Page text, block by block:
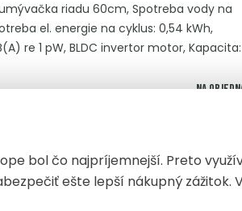
riadu 60cm, Spotreba vody na
el. energie na cyklus: 0,54 kWh,
re 1 pW, BLDC invertor motor, Kapacita:
dverí, Vnútorné osvetlenie,Na
bol čo najpríjemnejší. Preto
ešte lepší nákupný zážitok.